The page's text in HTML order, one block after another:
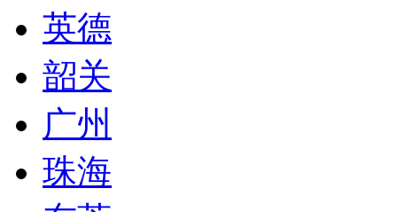
英德
韶关
广州
珠海